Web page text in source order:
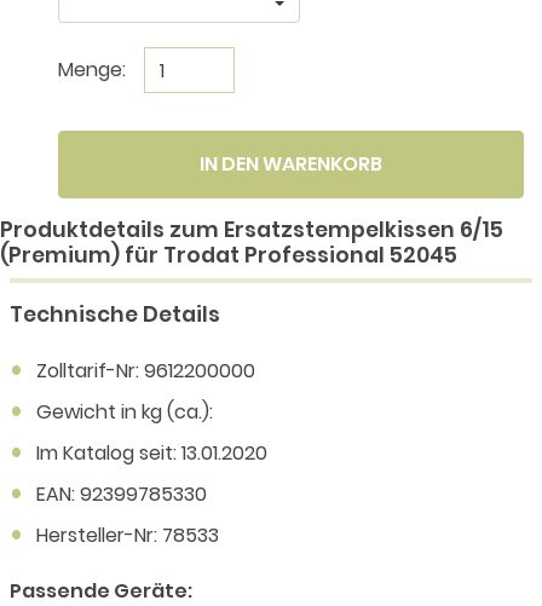
Menge:
IN DEN WARENKORB
Produktdetails zum Ersatzstempelkissen 6/15
(Premium) für Trodat Professional 52045
Technische Details
Zolltarif-Nr: 9612200000
Gewicht in kg (ca.):
Im Katalog seit: 13.01.2020
EAN: 92399785330
Hersteller-Nr: 78533
Passende Geräte: